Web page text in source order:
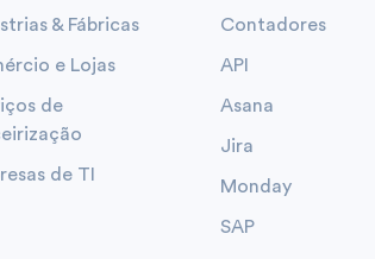
& Fábricas
e Lojas
de
de TI
Contadores
API
Asana
Jira
Monday
SAP